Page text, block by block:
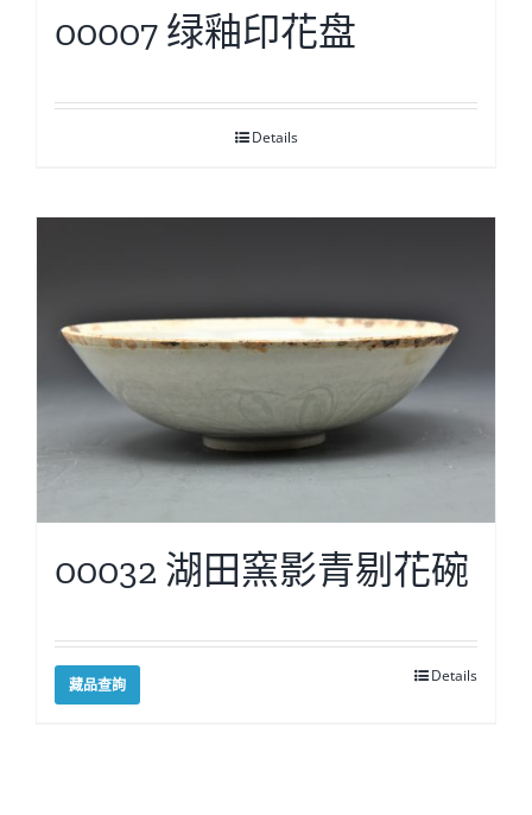
00007 绿釉印花盘
Details
00032 湖田窯影青剔花碗
藏品查詢 Details